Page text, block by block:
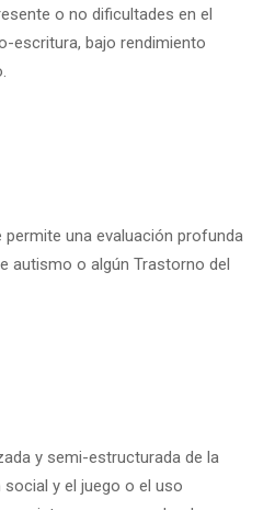
o no dificultades en el
escritura, bajo rendimiento
una evaluación profunda
autismo o algún Trastorno del
y semi-estructurada de la
y el juego o el uso